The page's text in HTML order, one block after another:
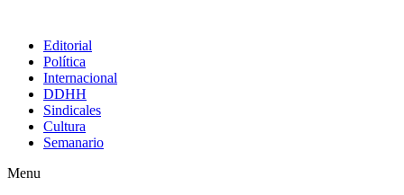
Editorial
Política
Internacional
DDHH
Sindicales
Cultura
Semanario
Menu